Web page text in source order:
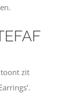
toont zit